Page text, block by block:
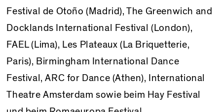
Festival de Otoño (Madrid), The Greenwich and
Docklands International Festival (London),
FAEL (Lima), Les Plateaux (La Briquetterie,
Paris), Birmingham International Dance
Festival, ARC for Dance (Athen), International
Theatre Amsterdam sowie beim Hay Festival